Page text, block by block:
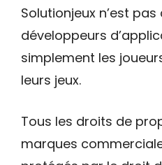
Solutionjeux n’est
développeurs
simplement les
leurs jeux.
Tous les droits de
marques